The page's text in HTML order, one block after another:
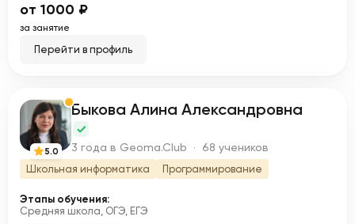
от 1000 ₽
за занятие
Перейти в профиль
Б
5.0
Быкова Алина Александровна
3 года в Geoma.Club · 68 учеников
Школьная информатика Программирование
Этапы обучения:
Средняя школа, ОГЭ, ЕГЭ